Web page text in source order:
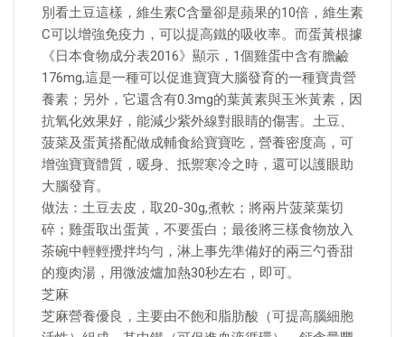
別看土豆這樣，維生素C含量卻是蘋果的10倍，維生素
C可以增強免疫力，可以提高鐵的吸收率。而蛋黃根據
《日本食物成分表2016》顯示，1個雞蛋中含有膽鹼
176mg,這是一種可以促進寶寶大腦發育的一種寶貴營
養素；另外，它還含有0.3mg的葉黃素與玉米黃素，因
抗氧化效果好，能減少紫外線對眼睛的傷害。土豆、
菠菜及蛋黃搭配做成輔食給寶寶吃，營養密度高，可
增強寶寶體質，暖身、抵禦寒冷之時，還可以護眼助
大腦發育。
做法：土豆去皮，取20-30g,煮軟；將兩片菠菜葉切
碎；雞蛋取出蛋黃，不要蛋白；最後將三樣食物放入
茶碗中輕輕攪拌均勻，淋上事先準備好的兩三勺香甜
的瘦肉湯，用微波爐加熱30秒左右，即可。
芝麻
芝麻營養優良，主要由不飽和脂肪酸（可提高腦細胞